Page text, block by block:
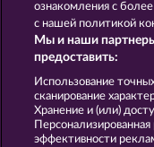
О
ознакомления с
с нашей политикой
Мы и наши
предоставить:
Использование
сканирование
Хранение и (или)
эффективности